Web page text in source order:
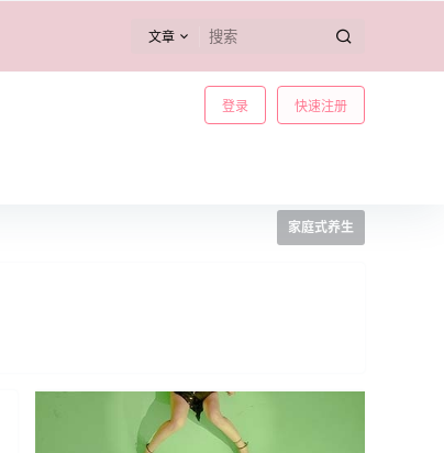
文章
登录 快速注册
家庭式养生